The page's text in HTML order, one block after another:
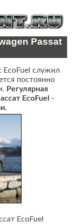
Passat
EcoFuel служил
постоянно
Регулярная
EcoFuel -
EcoFuel